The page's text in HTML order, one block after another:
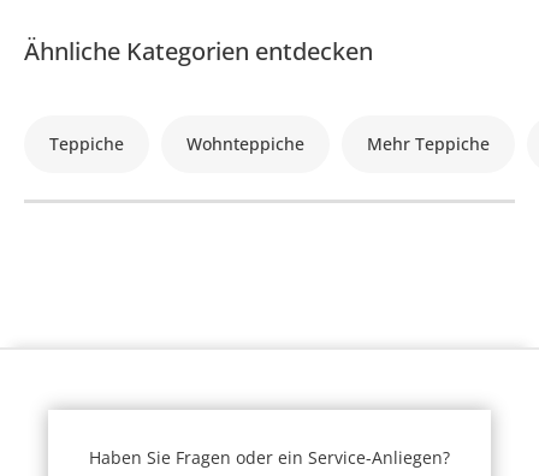
Ähnliche Kategorien entdecken
Teppiche Wohnteppiche Mehr Teppiche
Haben Sie Fragen oder ein Service-Anliegen?